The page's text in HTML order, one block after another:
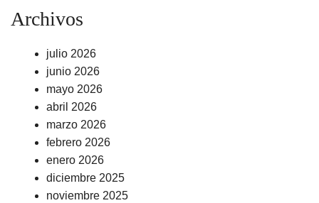
Archivos
julio 2026
junio 2026
mayo 2026
abril 2026
marzo 2026
febrero 2026
enero 2026
diciembre 2025
noviembre 2025